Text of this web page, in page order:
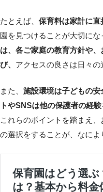
たとえば、 保育料は家計に直
園を見つけることが大切にな
は、各ご家庭の教育方針や
び、 アクセスの良さは日々の
また、 施設環境は子どもの安
トやSNSは他の保護者の経
これらのポイントを踏まえ
の選択をすることが、なによ